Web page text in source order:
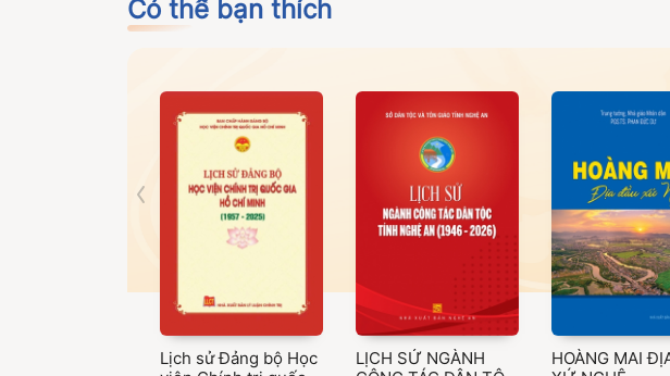
Có thể bạn thích
Lịch sử Đảng bộ Học
LỊCH SỬ NGÀNH
HOÀNG MAI